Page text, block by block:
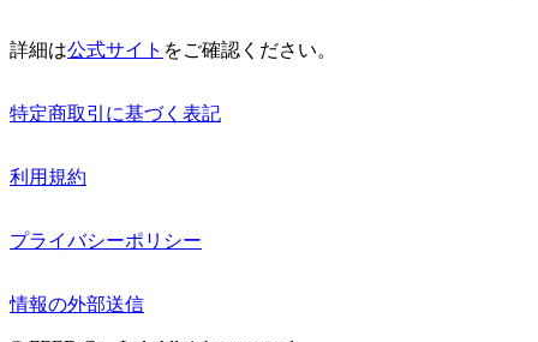
詳細は公式サイト をご確認ください。
特定商取引に基づく表記
利用規約
プライバシーポリシー
情報の外部送信